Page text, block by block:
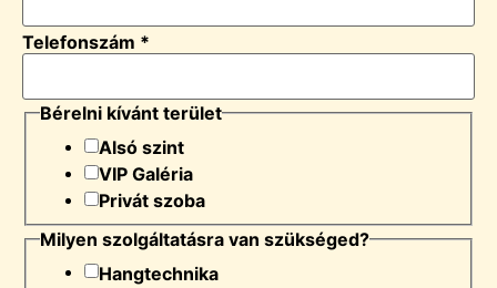
Telefonszám *
Bérelni kívánt terület
Alsó szint
VIP Galéria
Privát szoba
Milyen szolgáltatásra van szükséged?
Hangtechnika